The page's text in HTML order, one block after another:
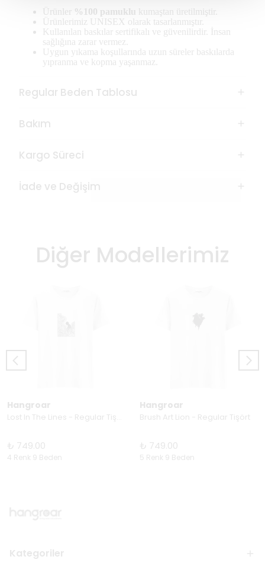
Ürünler %100 pamuklu
kumaştan üretilmiştir.
Ürünlerimiz UNISEX olarak tasarlanmıştır.
Kullanılan baskılar sertifikalı ve güvenilirdir. İnsan
sağlığına zarar vermez.
Uygun yıkama koşullarında uzun süreler baskılarda
yıpranma ve kopma yaşanmaz.
Regular Beden Tablosu
Bakım
Kargo Süreci
İade ve Değişim
Diğer Modellerimiz
Hangroar
₺ 749.00
4 Renk 9 Beden
Hangroar
Brush Art Lion - Regular Tişört
₺ 749.00
5 Renk 9 Beden